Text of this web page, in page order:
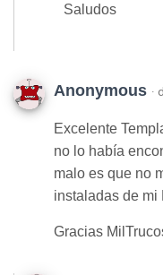
Saludos
Anonymous ·
Excelente
no lo había
malo es que no
instaladas de mi
Gracias